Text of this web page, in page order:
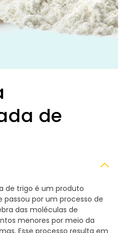
de
de trigo é um produto
passou por um processo de
das moléculas de
menores por meio da